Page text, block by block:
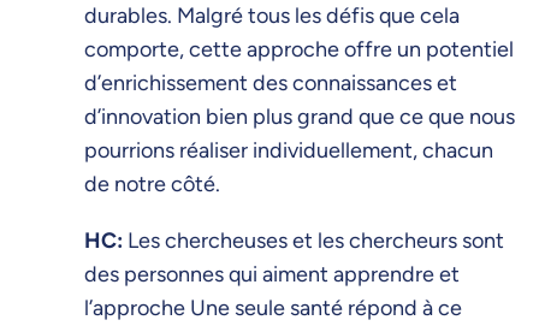
durables. Malgré tous les défis que cela
comporte, cette approche offre un potentiel
d’enrichissement des connaissances et
d’innovation bien plus grand que ce que nous
pourrions réaliser individuellement, chacun
de notre côté.
HC: Les chercheuses et les chercheurs sont
des personnes qui aiment apprendre et
l’approche Une seule santé répond à ce